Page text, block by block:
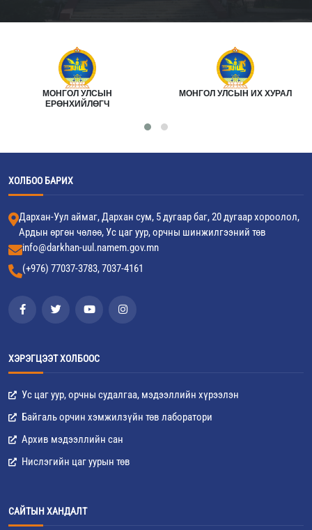
МОНГОЛ УЛСЫН
ЕРӨНХИЙЛӨГЧ
МОНГОЛ УЛСЫН ИХ ХУРАЛ
ХОЛБОО БАРИХ
Дархан-Уул аймаг, Дархан сум, 5 дугаар баг, 20 дугаар хороолол,
Ардын өргөн чөлөө, Ус цаг уур, орчны шинжилгээний төв
info@darkhan-uul.namem.gov.mn
(+976) 77037-3783, 7037-4161
ХЭРЭГЦЭЭТ ХОЛБООС
Ус цаг уур, орчны судалгаа, мэдээллийн хүрээлэн
Байгаль орчин хэмжилзүйн төв лаборатори
Архив мэдээллийн сан
Нислэгийн цаг уурын төв
САЙТЫН ХАНДАЛТ